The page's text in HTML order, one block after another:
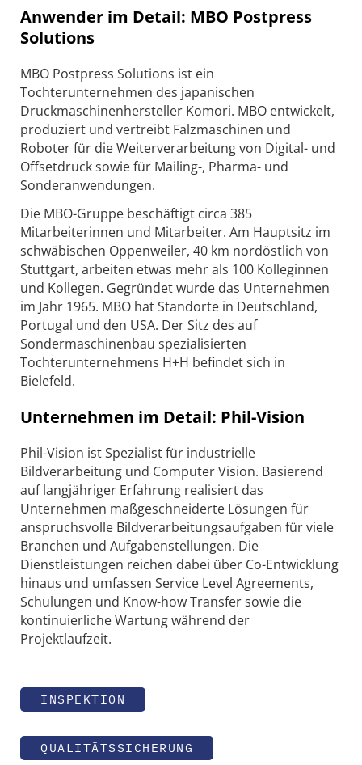
Anwender im Detail: MBO Postpress
Solutions
MBO Postpress Solutions ist ein
Tochterunternehmen des japanischen
Druckmaschinenhersteller Komori. MBO entwickelt,
produziert und vertreibt Falzmaschinen und
Roboter für die Weiterverarbeitung von Digital- und
Offsetdruck sowie für Mailing-, Pharma- und
Sonderanwendungen.
Die MBO-Gruppe beschäftigt circa 385
Mitarbeiterinnen und Mitarbeiter. Am Hauptsitz im
schwäbischen Oppenweiler, 40 km nordöstlich von
Stuttgart, arbeiten etwas mehr als 100 Kolleginnen
und Kollegen. Gegründet wurde das Unternehmen
im Jahr 1965. MBO hat Standorte in Deutschland,
Portugal und den USA. Der Sitz des auf
Sondermaschinenbau spezialisierten
Tochterunternehmens H+H befindet sich in
Bielefeld.
Unternehmen im Detail: Phil-Vision
Phil-Vision ist Spezialist für industrielle
Bildverarbeitung und Computer Vision. Basierend
auf langjähriger Erfahrung realisiert das
Unternehmen maßgeschneiderte Lösungen für
anspruchsvolle Bildverarbeitungsaufgaben für viele
Branchen und Aufgabenstellungen. Die
Dienstleistungen reichen dabei über Co-Entwicklung
hinaus und umfassen Service Level Agreements,
Schulungen und Know-how Transfer sowie die
kontinuierliche Wartung während der
Projektlaufzeit.
INSPEKTION
QUALITÄTSSICHERUNG